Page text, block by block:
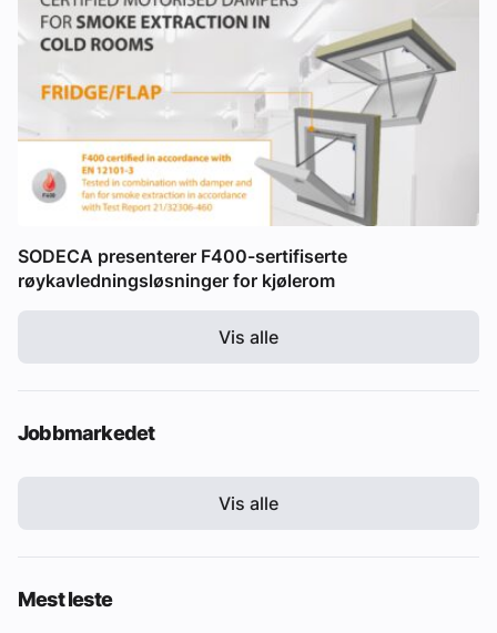
SODECA presenterer F400-sertifiserte
røykavledningsløsninger for kjølerom
Vis alle
Jobbmarkedet
Vis alle
Mest leste